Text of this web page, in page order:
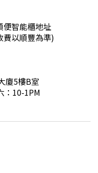
便智能櫃地址
費以順豐為準)
廈5樓B室
：10-1PM